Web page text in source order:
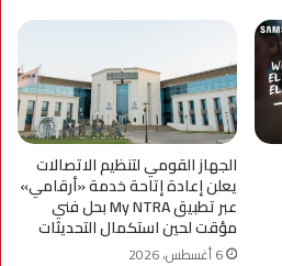
الجهاز القومي لتنظيم الاتصالات
يعلن إعادة إتاحة خدمة «أرقامي»
عبر تطبيق My NTRA بحل فني
مؤقت لحين استكمال التحديثات
6 أغسطس، 2026